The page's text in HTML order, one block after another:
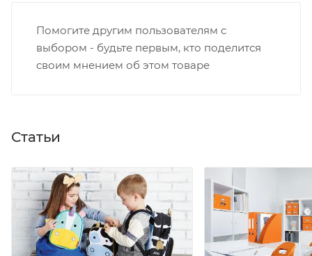
Помогите другим пользователям с
выбором - будьте первым, кто поделится
своим мнением об этом товаре
Статьи